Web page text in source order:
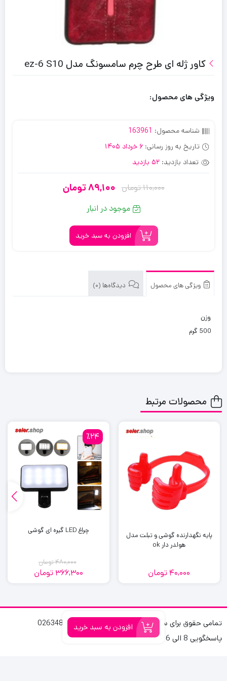
کاور ژله ای طرح چرم سامسونگ مدل ez-6 S10
ویژگی های محصول:
شناسه محصول: 163961
تاریخ به روز رسانی: 6 خرداد 1405
تعداد بازدید: 52 بازدید
110,000تومان
قیمت
اصلی:
110,000
تومان
89,100تومان قیمت
فعلی:
89,100
تومان.
موجود در انبار
افزودن به سبد خرید
ویژگی های محصول دیدگاه‌ها (0)
وزن
500 گرم
محصولات مرتبط
پایه نگهدارنده گوشی و تبلت مدل
هولدر دار ok
40,000 تومان
٪24
چراغ LED گیره ای گوشی
480,000تومان
بود.
366,300 تومان
تمامی حقوق برای سلرشاپ محفوظ است. کرج 02634806141
پاسخگویی 8 الی 16
افزودن به سبد خرید